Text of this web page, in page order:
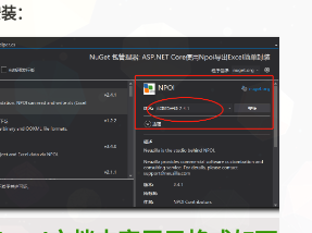
：